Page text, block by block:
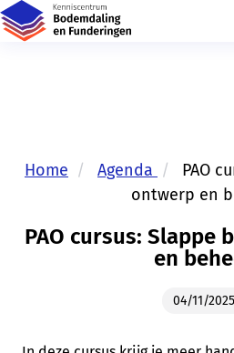
Skip
Home Agenda
PAO
ontwerp en
PAO cursus: Slappe
en
04/11/2025